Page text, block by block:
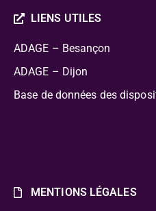
LIENS UTILES
ADAGE – Besançon
ADAGE – Dijon
Base de données des
MENTIONS LÉGALES